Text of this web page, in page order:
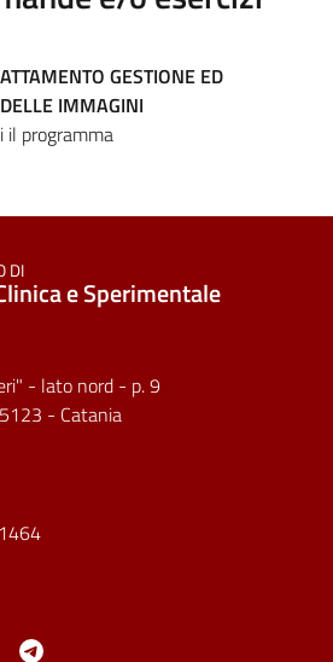
GESTIONE ED
IMMAGINI
il programma
DI
e Sperimentale
- lato nord - p. 9
- Catania